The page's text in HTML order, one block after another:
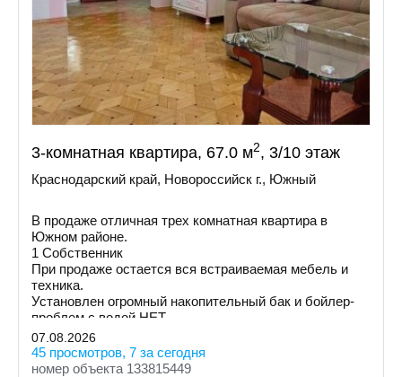
3-комнатная квартира, 67.0 м2, 3/10 этаж
Краснодарский край, Новороссийск г., Южный
В продаже отличная трех комнатная квартира в
Южном районе.
1 Собственник
При продаже остается вся встраиваемая мебель и
техника.
Установлен огромный накопительный бак и бойлер-
проблем с водой НЕТ.
Увеличена площадь кухни и одной из комнат за счет
балконов.
07.08.2026
45 просмотров, 7 за сегодня
номер объекта 133815449